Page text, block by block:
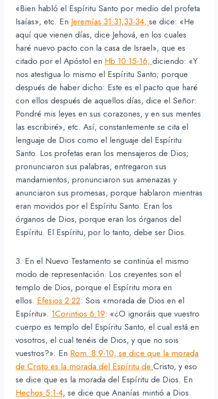
«Bien habló el Espíritu Santo por medio del profeta
Isaías», etc. En Jeremías 31:31,33-34, se dice: «He
aquí que vienen días, dice Jehová, en los cuales
haré nuevo pacto con la casa de Israel», que es
citado por el Apóstol en Hb 10:15-16, diciendo: «Y
nos atestigua lo mismo el Espíritu Santo; porque
después de haber dicho: Este es el pacto que haré
con ellos después de aquellos días, dice el Señor:
Pondré mis leyes en sus corazones, y en sus mentes
las escribiré», etc. Así, constantemente se cita el
lenguaje de Dios como el lenguaje del Espíritu
Santo. Los profetas eran los mensajeros de Dios;
pronunciaron sus palabras, entregaron sus
mandamientos, pronunciaron sus amenazas y
anunciaron sus promesas, porque hablaron mientras
eran movidos por el Espíritu Santo. Eran los
órganos de Dios, porque eran los órganos del
Espíritu. El Espíritu, por lo tanto, debe ser Dios.
3. En el Nuevo Testamento se continúa el mismo
modo de representación. Los creyentes son el
templo de Dios, porque el Espíritu mora en
ellos. Efesios 2:22: Sois «morada de Dios en el
Espíritu». 1Corintios 6:19: «¿O ignoráis que vuestro
cuerpo es templo del Espíritu Santo, el cual está en
vosotros, el cual tenéis de Dios, y que no sois
vuestros?». En Rom. 8:9-10, se dice que la morada
de Cristo es la morada del Espíritu de Cristo, y eso
se dice que es la morada del Espíritu de Dios. En
Hechos 5:1-4, se dice que Ananías mintió a Dios